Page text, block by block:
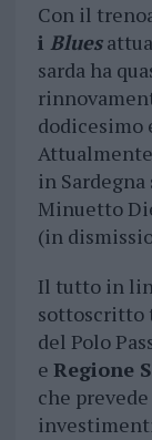
Con il
i Blues
sarda ha
dodicesimo
in Sardegna
Minuetto
(in
Il tutto in
sottoscritto
del Polo
e Regione
che